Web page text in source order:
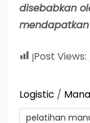
disebabkan
Post Views:
Logistic /
pelatihan